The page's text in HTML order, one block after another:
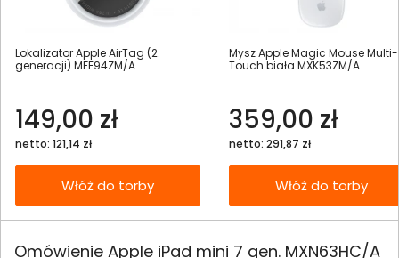
Lokalizator Apple AirTag (2.
generacji) MFE94ZM/A
149,00 zł
netto: 121,14 zł
Włóż do torby
Mysz Apple Magic Mouse Multi-
Touch biała MXK53ZM/A
359,00 zł
netto: 291,87 zł
Włóż do torby
Omówienie Apple iPad mini 7 gen. MXN63HC/A